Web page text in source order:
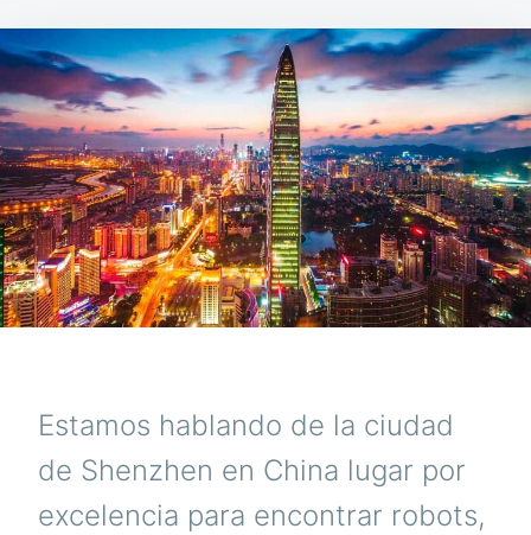
Estamos hablando de la ciudad
de Shenzhen en China lugar por
excelencia para encontrar robots,